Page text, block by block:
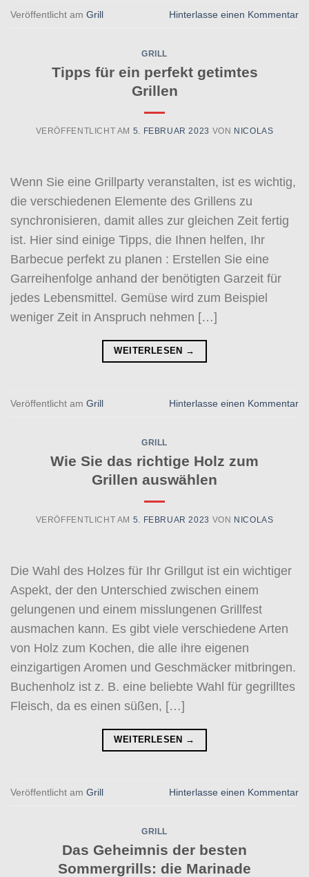
Veröffentlicht am Grill Hinterlasse einen Kommentar
GRILL
Tipps für ein perfekt getimtes
Grillen
VERÖFFENTLICHT AM 5. FEBRUAR 2023 VON NICOLAS
Wenn Sie eine Grillparty veranstalten, ist es wichtig,
die verschiedenen Elemente des Grillens zu
synchronisieren, damit alles zur gleichen Zeit fertig
ist. Hier sind einige Tipps, die Ihnen helfen, Ihr
Barbecue perfekt zu planen : Erstellen Sie eine
Garreihenfolge anhand der benötigten Garzeit für
jedes Lebensmittel. Gemüse wird zum Beispiel
weniger Zeit in Anspruch nehmen […]
WEITERLESEN →
Veröffentlicht am Grill Hinterlasse einen Kommentar
GRILL
Wie Sie das richtige Holz zum
Grillen auswählen
VERÖFFENTLICHT AM 5. FEBRUAR 2023 VON NICOLAS
Die Wahl des Holzes für Ihr Grillgut ist ein wichtiger
Aspekt, der den Unterschied zwischen einem
gelungenen und einem misslungenen Grillfest
ausmachen kann. Es gibt viele verschiedene Arten
von Holz zum Kochen, die alle ihre eigenen
einzigartigen Aromen und Geschmäcker mitbringen.
Buchenholz ist z. B. eine beliebte Wahl für gegrilltes
Fleisch, da es einen süßen, […]
WEITERLESEN →
Veröffentlicht am Grill Hinterlasse einen Kommentar
GRILL
Das Geheimnis der besten
Sommergrills: die Marinade